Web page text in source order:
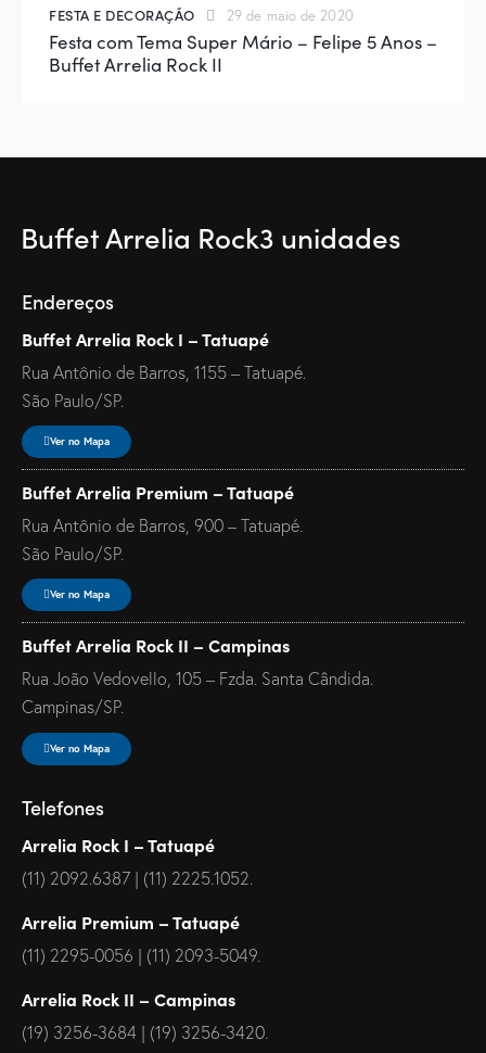
FESTA E DECORAÇÃO 29 de maio de 2020
Festa com Tema Super Mário – Felipe 5 Anos –
Buffet Arrelia Rock II
Buffet Arrelia Rock3 unidades
Endereços
Buffet Arrelia Rock I – Tatuapé
Rua Antônio de Barros, 1155 – Tatuapé.
São Paulo/SP.
Ver no Mapa
Buffet Arrelia Premium – Tatuapé
Rua Antônio de Barros, 900 – Tatuapé.
São Paulo/SP.
Ver no Mapa
Buffet Arrelia Rock II – Campinas
Rua João Vedovello, 105 – Fzda. Santa Cândida.
Campinas/SP.
Ver no Mapa
Telefones
Arrelia Rock I – Tatuapé
(11) 2092.6387 | (11) 2225.1052.
Arrelia Premium – Tatuapé
(11) 2295-0056 | (11) 2093-5049.
Arrelia Rock II – Campinas
(19) 3256-3684 | (19) 3256-3420.